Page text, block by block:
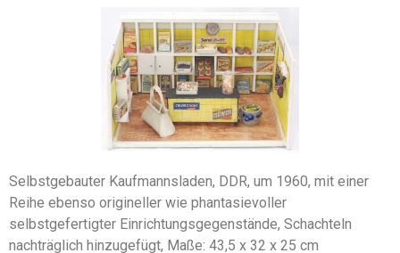
Selbstgebauter Kaufmannsladen, DDR, um 1960, mit einer
Reihe ebenso origineller wie phantasievoller
selbstgefertigter Einrichtungsgegenstände, Schachteln
nachträglich hinzugefügt, Maße: 43,5 x 32 x 25 cm